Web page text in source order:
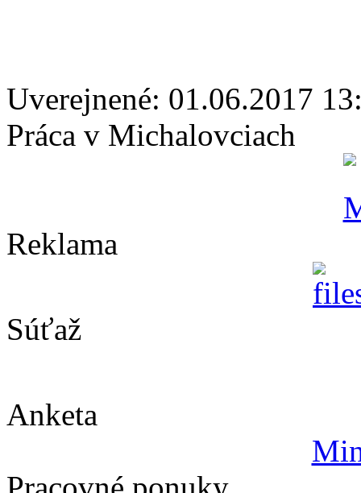
Uverejnené: 01.06.2017
Práca v Michalovciach
Reklama
Súťaž
Anketa